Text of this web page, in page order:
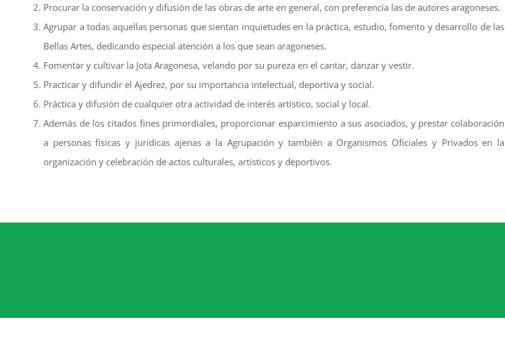
Procurar la conservación y difusión de las obras de arte en general, con preferencia las de autores aragoneses.
Agrupar a todas aquellas personas que sientan inquietudes en la práctica, estudio, fomento y desarrollo de las
Bellas Artes, dedicando especial atención a los que sean aragoneses.
Fomentar y cultivar la Jota Aragonesa, velando por su pureza en el cantar, danzar y vestir.
Practicar y difundir el Ajedrez, por su importancia intelectual, deportiva y social.
Práctica y difusión de cualquier otra actividad de interés artístico, social y local.
Además de los citados fines primordiales, proporcionar esparcimiento a sus asociados, y prestar colaboración
a personas físicas y jurídicas ajenas a la Agrupación y también a Organismos Oficiales y Privados en la
organización y celebración de actos culturales, artísticos y deportivos.